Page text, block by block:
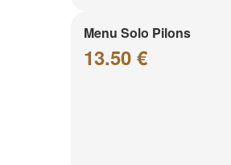
Menu Solo Pilons
13.50 €